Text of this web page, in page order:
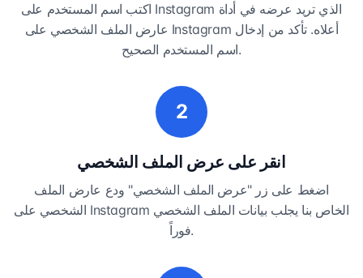
اكتب اسم المستخدم على Instagram الذي تريد عرضه في أداة
عارض الملف الشخصي على Instagram أعلاه. تأكد من إدخال
اسم المستخدم الصحيح.
2
انقر على عرض الملف الشخصي
اضغط على زر "عرض الملف الشخصي" ودع عارض الملف
الشخصي على Instagram الخاص بنا يجلب بيانات الملف الشخصي
فوراً.